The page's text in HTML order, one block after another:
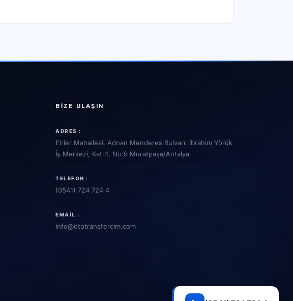
BIZE ULAŞIN
ADRES :
Etiler Mahallesi, Adnan Menderes Bulvarı, İbrahim Yörük
İş Merkezi, Kat:4, No:9 Muratpaşa/Antalya
TELEFON :
(0541) 724 724 4
EMAIL :
info@ototransfercim.com